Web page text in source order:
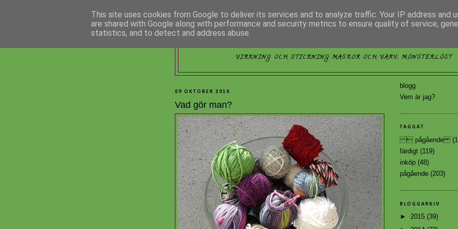
VIRKNING OCH STICKNING MASKOR OCH VARV, MÖNSTERLÖST
09 OKTOBER 2010
Vad gör man?
blogg
Vem är jag?
TAGGAT
 pågående
färdigt (119)
inköp (48)
pågående (203)
BLOGGARKIV
► 2015 (39)
This site uses cookies from Google to deliver its services and to analyze traffic. Your IP address and
are shared with Google along with performance and security metrics to ensure quality of service,
statistics, and to detect and address abuse.